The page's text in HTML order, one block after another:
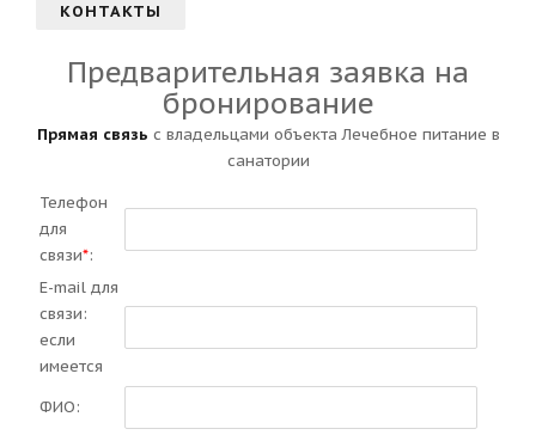
КОНТАКТЫ
Предварительная заявка на
бронирование
Прямая связь с владельцами объекта Лечебное питание в
санатории
Телефон
для
связи*:
E-mail для
связи:
если
имеется
ФИО: